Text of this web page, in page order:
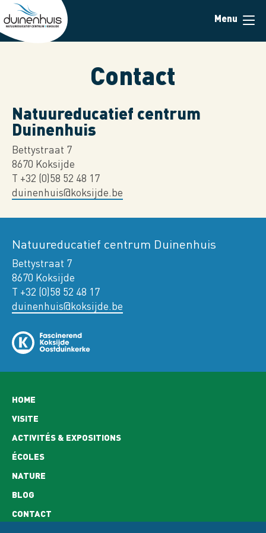
Skip
to
main
Menu
Contact
Natuureducatief centrum
Duinenhuis
Bettystraat 7
8670 Koksijde
T +32 (0)58 52 48 17
duinenhuis@koksijde.be
Natuureducatief centrum Duinenhuis
Bettystraat 7
8670 Koksijde
T +32 (0)58 52 48 17
duinenhuis@koksijde.be
Hoofdnavigatie
HOME
VISITE
ACTIVITÉS & EXPOSITIONS
ÉCOLES
NATURE
BLOG
CONTACT